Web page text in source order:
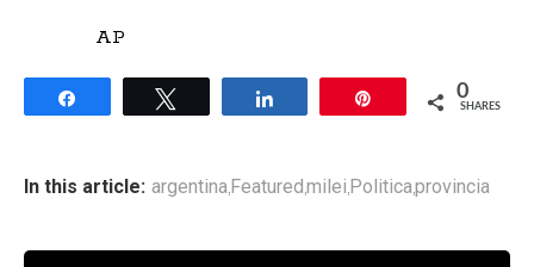
AP
0
SHARES
In this article: argentina,Featured,milei,Politica,provincia